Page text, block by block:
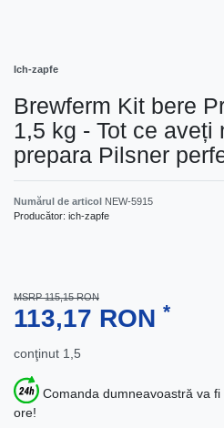
Ich-zapfe
Brewferm Kit bere
1,5 kg - Tot ce aveți
prepara Pilsner
Numărul de articol NEW-5915
Producător: ich-zapfe
MSRP 115,15 RON
113,17 RON *
conţinut 1,5
Comanda dumneavoastră va
ore!